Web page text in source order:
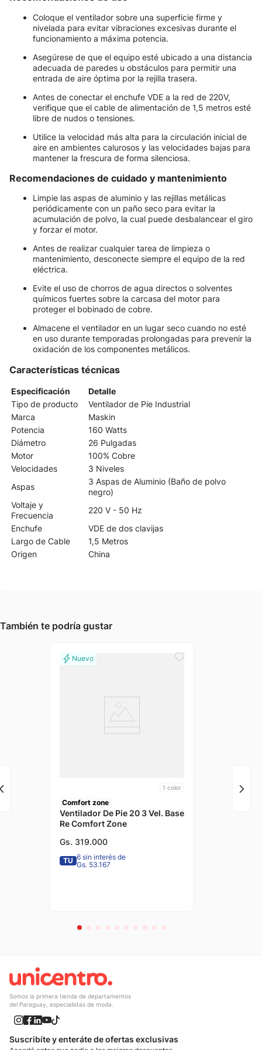
Coloque el ventilador sobre una superficie firme y
nivelada para evitar vibraciones excesivas durante el
funcionamiento a máxima potencia.
Asegúrese de que el equipo esté ubicado a una distancia
adecuada de paredes u obstáculos para permitir una
entrada de aire óptima por la rejilla trasera.
Antes de conectar el enchufe VDE a la red de 220V,
verifique que el cable de alimentación de 1,5 metros esté
libre de nudos o tensiones.
Utilice la velocidad más alta para la circulación inicial de
aire en ambientes calurosos y las velocidades bajas para
mantener la frescura de forma silenciosa.
Recomendaciones de cuidado y mantenimiento
Limpie las aspas de aluminio y las rejillas metálicas
periódicamente con un paño seco para evitar la
acumulación de polvo, la cual puede desbalancear el giro
y forzar el motor.
Antes de realizar cualquier tarea de limpieza o
mantenimiento, desconecte siempre el equipo de la red
eléctrica.
Evite el uso de chorros de agua directos o solventes
químicos fuertes sobre la carcasa del motor para
proteger el bobinado de cobre.
Almacene el ventilador en un lugar seco cuando no esté
en uso durante temporadas prolongadas para prevenir la
oxidación de los componentes metálicos.
Características técnicas
Especificación
Detalle
Tipo de producto
Ventilador de Pie Industrial
Marca
Maskin
Potencia
160 Watts
Diámetro
26 Pulgadas
Motor
100% Cobre
Velocidades
3 Niveles
Aspas
3 Aspas de Aluminio (Baño de polvo
negro)
Voltaje y
Frecuencia
220 V - 50 Hz
Enchufe
VDE de dos clavijas
Largo de Cable
1,5 Metros
Origen
China
También te podría gustar
1 color
Comfort zone
Ventilador De Pie 20 3 Vel. Base
Re Comfort Zone
Gs. 319.000
TU 6 sin interés de
Gs. 53.167
Somos la primera tienda de departamentos
del Paraguay, especialistas de moda.
Suscribíte y enteráte de ofertas exclusivas